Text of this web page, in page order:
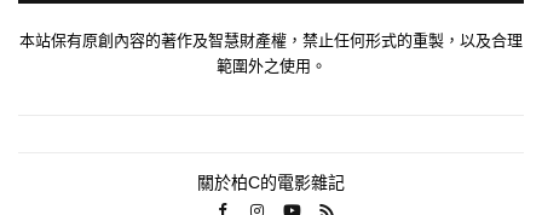
本站保有原創內容的著作及智慧財產權，禁止任何形式的重製，以及合理
範圍外之使用。
關於柏C的電影雜記